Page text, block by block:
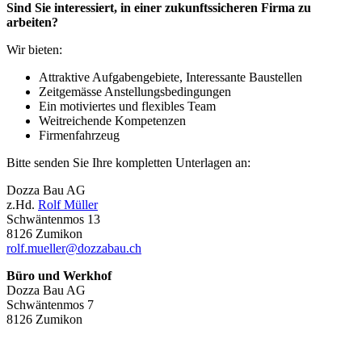
Sind Sie interessiert, in einer zukunftssicheren Firma zu
arbeiten?
Wir bieten:
Attraktive Aufgabengebiete, Interessante Baustellen
Zeitgemässe Anstellungsbedingungen
Ein motiviertes und flexibles Team
Weitreichende Kompetenzen
Firmenfahrzeug
Bitte senden Sie Ihre kompletten Unterlagen an:
Dozza Bau AG
z.Hd. Rolf Müller
Schwäntenmos 13
8126 Zumikon
rolf.mueller@dozzabau.ch
Büro und Werkhof
Dozza Bau AG
Schwäntenmos 7
8126 Zumikon